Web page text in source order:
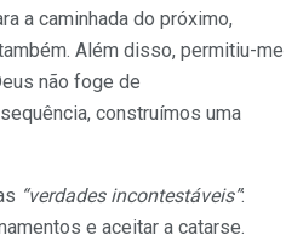
a caminhada do próximo,
Além disso, permitiu-me
não foge de
construímos uma
“verdades incontestáveis”:
e aceitar a catarse.